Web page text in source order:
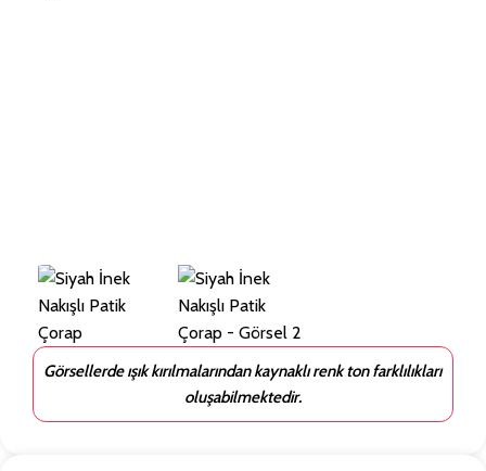
Görsellerde ışık kırılmalarından kaynaklı renk ton farklılıkları
oluşabilmektedir.